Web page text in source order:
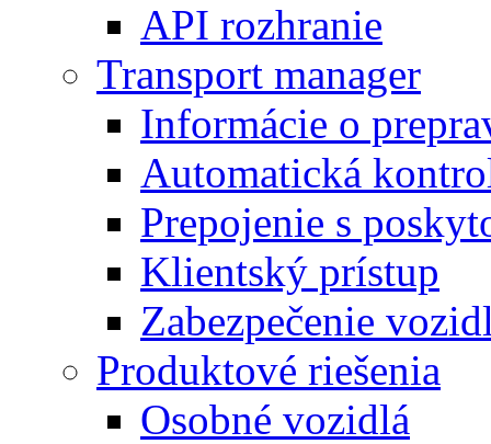
API rozhranie
Transport manager
Informácie o
Automatická
Prepojenie s
Klientský prístup
Zabezpečenie
Produktové riešenia
Osobné vozidlá